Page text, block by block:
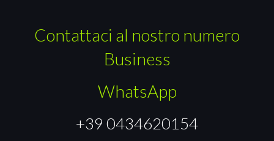
Contattaci al nostro numero
Business
WhatsApp
+39 0434620154